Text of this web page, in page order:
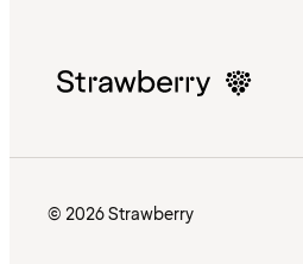
© 2026 Strawberry